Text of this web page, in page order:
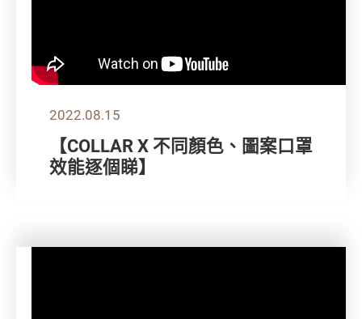
2022.08.15
【COLLAR X 不同顏色、圖案口罩
效能逐個睇】